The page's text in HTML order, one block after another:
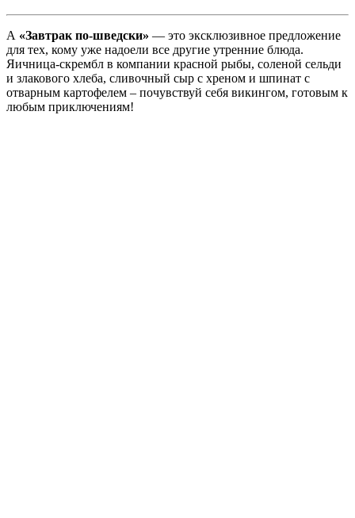
А «Завтрак по-шведски» — это эксклюзивное предложение
для тех, кому уже надоели все другие утренние блюда.
Яичница-скрембл в компании красной рыбы, соленой сельди
и злакового хлеба, сливочный сыр с хреном и шпинат с
отварным картофелем – почувствуй себя викингом, готовым к
любым приключениям!